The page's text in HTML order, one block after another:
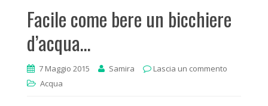
Facile come bere un bicchiere
d’acqua…
7 Maggio 2015 Samira
Lascia un commento
Acqua